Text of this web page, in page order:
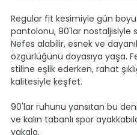
Regular fit kesimiyle gün
pantolonu, 90'lar nostaljisiyle
Nefes alabilir, esnek ve
özgürlüğünü doyasıya yaşa.
stiline eşlik ederken, rahat
kalitesiyle keşfet.
90'lar ruhunu yansıtan bu
ve kalın tabanlı spor
yakala.